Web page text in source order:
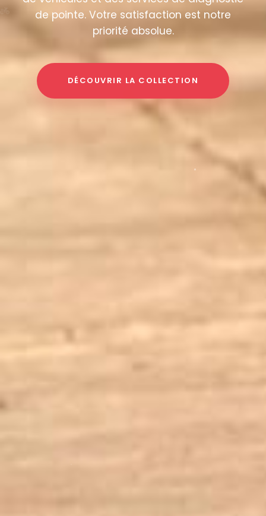
Véhicules
Galerie
Contact
de pointe. Votre satisfaction est notre
priorité absolue.
DÉCOUVRIR LA COLLECTION